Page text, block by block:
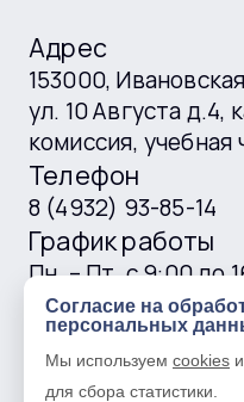
Адрес
153000,
ул. 10 Августа д.4,
комиссия, учебная
Телефон
8 (4932) 93-85-14
График работы
Пн. – Пт. с 9:00 до
выходные
E-mail
ivgtk@mail.ru
Согласие на
персональных
Мы используем cookies и
для сбора статистики.